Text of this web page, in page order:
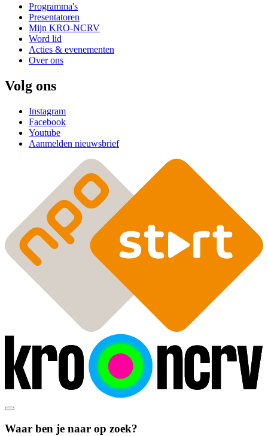
Programma's
Presentatoren
Mijn KRO-NCRV
Word lid
Acties & evenementen
Over ons
Volg ons
Instagram
Facebook
Youtube
Aanmelden nieuwsbrief
Waar ben je naar op zoek?